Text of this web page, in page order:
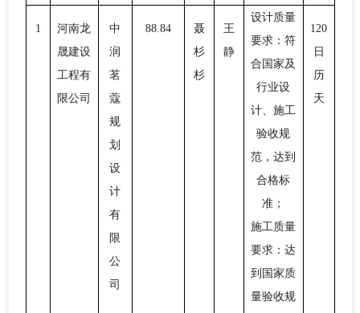
1
河南龙
晟建设
工程有
限公司
中
润
茗
蔻
规
划
设
计
有
限
公
司
88.84
聂
杉
杉
王
静
设计质量
要求：符
合国家及
行业设
计、施工
验收规
范，达到
合格标
准；
施工质量
要求：达
到国家质
量验收规
120
日
历
天